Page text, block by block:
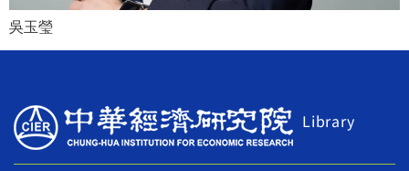
吳玉瑩
Library